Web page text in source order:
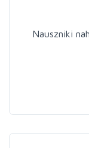
Nauszniki